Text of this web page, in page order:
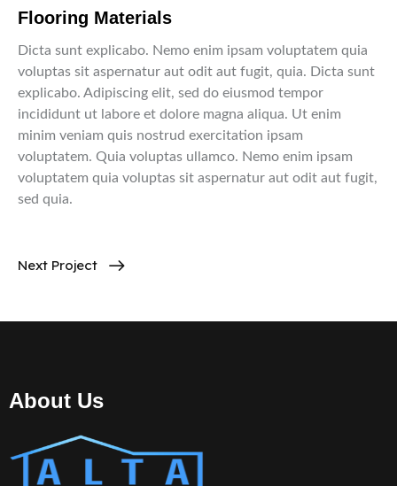
Flooring Materials
Dicta sunt explicabo. Nemo enim ipsam voluptatem quia
voluptas sit aspernatur aut odit aut fugit, quia. Dicta sunt
explicabo. Adipiscing elit, sed do eiusmod tempor
incididunt ut labore et dolore magna aliqua. Ut enim
minim veniam quis nostrud exercitation ipsam
voluptatem. Quia voluptas ullamco. Nemo enim ipsam
voluptatem quia voluptas sit aspernatur aut odit aut fugit,
sed quia.
Next Project
About Us